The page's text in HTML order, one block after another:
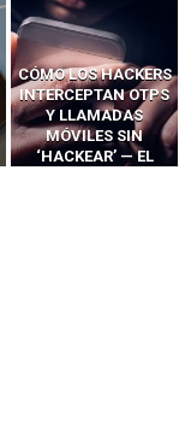
CÓMO LOS HACKERS
INTERCEPTAN OTPS
Y LLAMADAS
MÓVILES SIN
‘HACKEAR’ — EL